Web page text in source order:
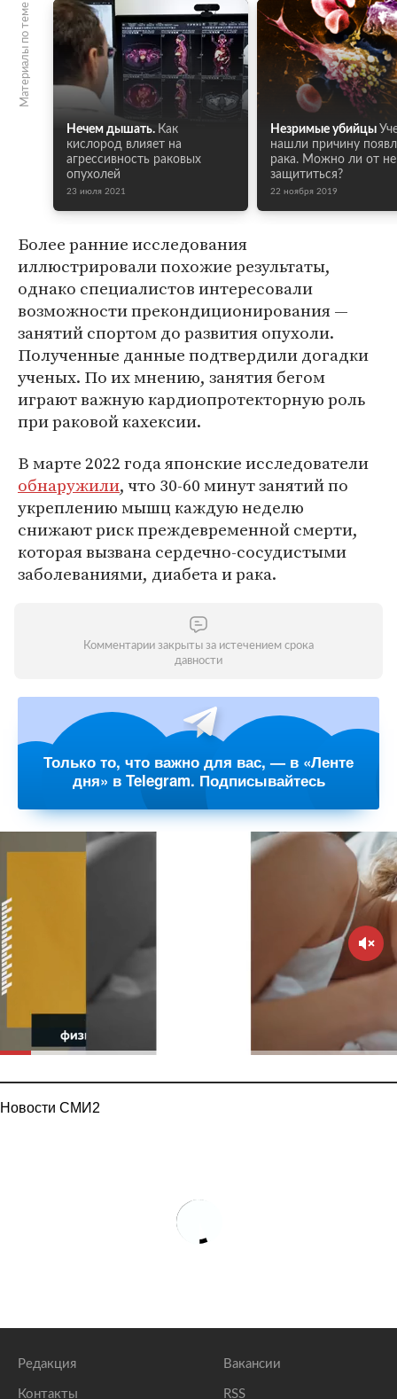
Материалы по теме
Нечем дышать. Как
кислород влияет на
агрессивность раковых
опухолей
23 июля 2021
Незримые убийцы
нашли причину
рака. Можно ли от
защититься?
22 ноября 2019
Более ранние исследования
иллюстрировали похожие результаты,
однако специалистов интересовали
возможности прекондиционирования —
занятий спортом до развития опухоли.
Полученные данные подтвердили догадки
ученых. По их мнению, занятия бегом
играют важную кардиопротекторную роль
при раковой кахексии.
В марте 2022 года японские исследователи
обнаружили, что 30-60 минут занятий по
укреплению мышц каждую неделю
снижают риск преждевременной смерти,
которая вызвана сердечно-сосудистыми
заболеваниями, диабета и рака.
Комментарии закрыты за истечением срока
давности
Только то, что важно для вас, — в «Ленте
дня» в Telegram. Подписывайтесь
Новости СМИ2
Редакция
Контакты
Вакансии
RSS